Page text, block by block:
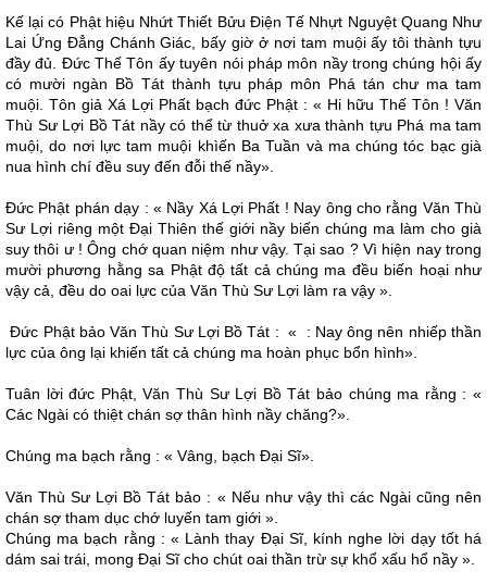
Kế lại có Phật hiệu Nhứt Thiết Bửu Ðiện Tế Nhựt Nguyệt Quang Như
Lai Ứng Ðẳng Chánh Giác, bấy giờ ở nơi tam muội ấy tôi thành tựu
đầy đủ. Ðức Thế Tôn ấy tuyên nói pháp môn nầy trong chúng hội ấy
có mười ngàn Bồ Tát thành tựu pháp môn Phá tán chư ma tam
muội. Tôn giả Xá Lợi Phất bạch đức Phật : « Hi hữu Thế Tôn ! Văn
Thù Sư Lợi Bồ Tát nầy có thể từ thuở xa xưa thành tựu Phá ma tam
muội, do nơi lực tam muội khìến Ba Tuần và ma chúng tóc bạc già
nua hình chí đều suy đến đỗi thế nầy».
Ðức Phật phán dạy : « Nầy Xá Lợi Phất ! Nay ông cho rằng Văn Thù
Sư Lợi riêng một Ðại Thiên thế giới nầy biến chúng ma làm cho già
suy thôi ư ! Ông chớ quan niệm như vậy. Tại sao ? Vì hiện nay trong
mười phương hằng sa Phật độ tất cả chúng ma đều biến hoại như
vậy cả, đều do oai lực của Văn Thù Sư Lợi làm ra vậy ».
Ðức Phật bảo Văn Thù Sư Lợi Bồ Tát : « : Nay ông nên nhiếp thần
lực của ông lại khiến tất cả chúng ma hoàn phục bổn hình».
Tuân lời đức Phật, Văn Thù Sư Lợi Bồ Tát bảo chúng ma rằng : «
Các Ngài có thiệt chán sợ thân hình nầy chăng?».
Chúng ma bạch rằng : « Vâng, bạch Ðại Sĩ».
Văn Thù Sư Lợi Bồ Tát bảo : « Nếu như vậy thì các Ngài cũng nên
chán sợ tham dục chớ luyến tam giới ».
Chúng ma bạch rằng : « Lành thay Ðại Sĩ, kính nghe lời dạy tốt há
dám sai trái, mong Ðại Sĩ cho chút oai thần trừ sự khổ xấu hổ nầy ».